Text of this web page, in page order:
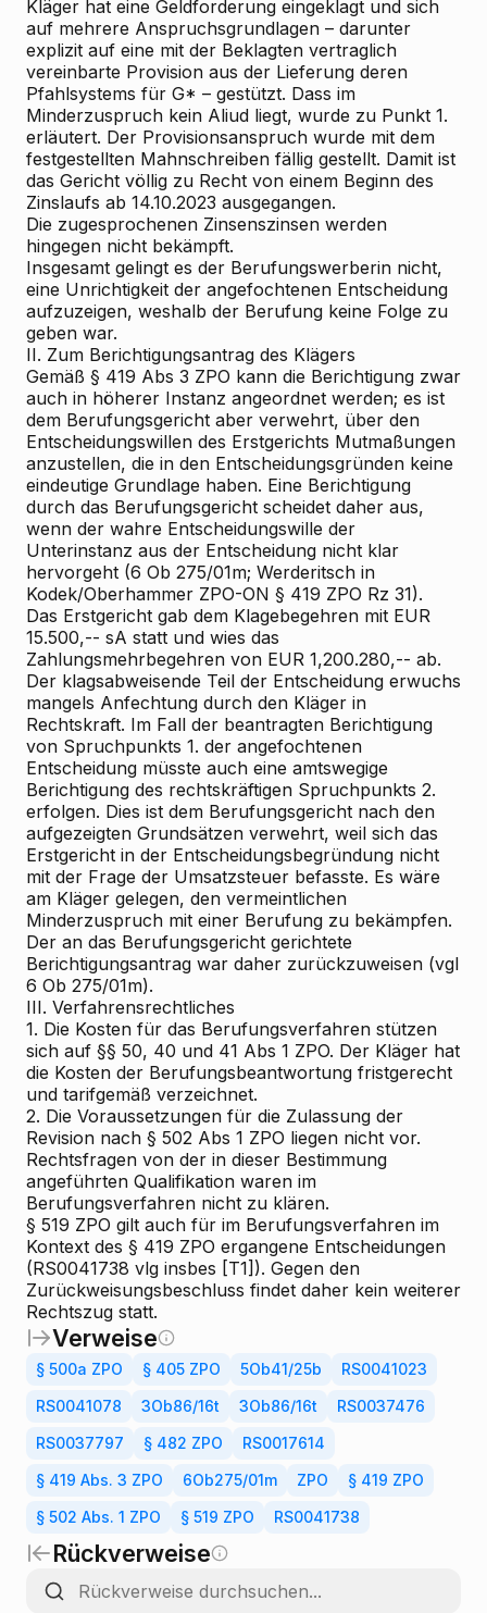
Kläger hat eine Geldforderung eingeklagt und sich
auf mehrere Anspruchsgrundlagen – darunter
explizit auf eine mit der Beklagten vertraglich
vereinbarte Provision aus der Lieferung deren
Pfahlsystems für G* – gestützt. Dass im
Minderzuspruch kein Aliud liegt, wurde zu Punkt 1.
erläutert. Der Provisionsanspruch wurde mit dem
festgestellten Mahnschreiben fällig gestellt. Damit ist
das Gericht völlig zu Recht von einem Beginn des
Zinslaufs ab 14.10.2023 ausgegangen.
Die zugesprochenen Zinsenszinsen werden
hingegen nicht bekämpft.
Insgesamt gelingt es der Berufungswerberin nicht,
eine Unrichtigkeit der angefochtenen Entscheidung
aufzuzeigen, weshalb der Berufung keine Folge zu
geben war.
II. Zum Berichtigungsantrag des Klägers
Gemäß § 419 Abs 3 ZPO kann die Berichtigung zwar
auch in höherer Instanz angeordnet werden; es ist
dem Berufungsgericht aber verwehrt, über den
Entscheidungswillen des Erstgerichts Mutmaßungen
anzustellen, die in den Entscheidungsgründen keine
eindeutige Grundlage haben. Eine Berichtigung
durch das Berufungsgericht scheidet daher aus,
wenn der wahre Entscheidungswille der
Unterinstanz aus der Entscheidung nicht klar
hervorgeht (6 Ob 275/01m; Werderitsch in
Kodek/Oberhammer ZPO-ON § 419 ZPO Rz 31).
Das Erstgericht gab dem Klagebegehren mit EUR
15.500,-- sA statt und wies das
Zahlungsmehrbegehren von EUR 1,200.280,-- ab.
Der klagsabweisende Teil der Entscheidung erwuchs
mangels Anfechtung durch den Kläger in
Rechtskraft. Im Fall der beantragten Berichtigung
von Spruchpunkts 1. der angefochtenen
Entscheidung müsste auch eine amtswegige
Berichtigung des rechtskräftigen Spruchpunkts 2.
erfolgen. Dies ist dem Berufungsgericht nach den
aufgezeigten Grundsätzen verwehrt, weil sich das
Erstgericht in der Entscheidungsbegründung nicht
mit der Frage der Umsatzsteuer befasste. Es wäre
am Kläger gelegen, den vermeintlichen
Minderzuspruch mit einer Berufung zu bekämpfen.
Der an das Berufungsgericht gerichtete
Berichtigungsantrag war daher zurückzuweisen (vgl
6 Ob 275/01m).
III. Verfahrensrechtliches
1. Die Kosten für das Berufungsverfahren stützen
sich auf §§ 50, 40 und 41 Abs 1 ZPO. Der Kläger hat
die Kosten der Berufungsbeantwortung fristgerecht
und tarifgemäß verzeichnet.
2. Die Voraussetzungen für die Zulassung der
Revision nach § 502 Abs 1 ZPO liegen nicht vor.
Rechtsfragen von der in dieser Bestimmung
angeführten Qualifikation waren im
Berufungsverfahren nicht zu klären.
§ 519 ZPO gilt auch für im Berufungsverfahren im
Kontext des § 419 ZPO ergangene Entscheidungen
(RS0041738 vlg insbes [T1]). Gegen den
Zurückweisungsbeschluss findet daher kein weiterer
Rechtszug statt.
Verweise
§ 500a ZPO § 405 ZPO 5Ob41/25b RS0041023
RS0041078 3Ob86/16t 3Ob86/16t RS0037476
RS0037797 § 482 ZPO RS0017614
§ 419 Abs. 3 ZPO 6Ob275/01m ZPO § 419 ZPO
§ 502 Abs. 1 ZPO § 519 ZPO RS0041738
Rückverweise